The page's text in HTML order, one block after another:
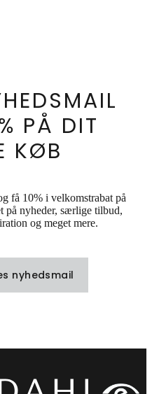
PÅ DIT
KØB
få 10% i velkomstrabat på
på nyheder, særlige tilbud,
og meget mere.
nyhedsmail